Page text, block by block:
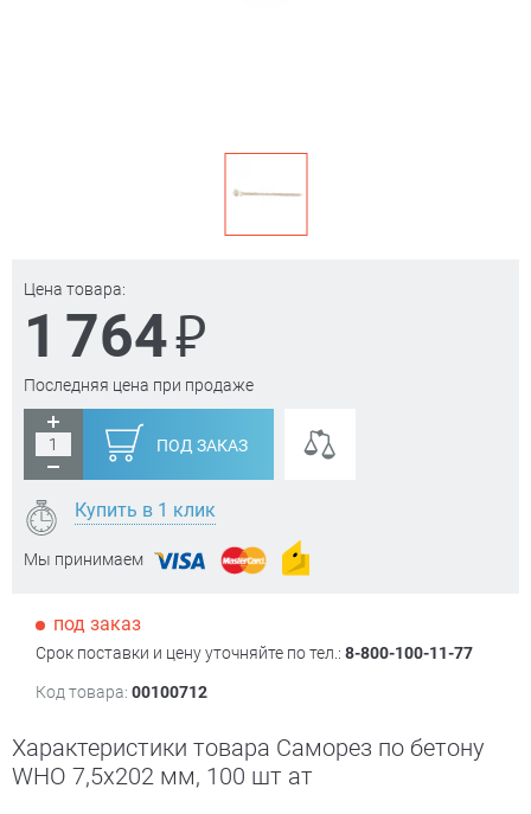
Цена товара:
1 764₽
Последняя цена при продаже
ПОД ЗАКАЗ
Купить в 1 клик
Мы принимаем
под заказ
Срок поставки и цену уточняйте по тел.: 8-800-100-11-77
Код товара: 00100712
Характеристики товара Саморез по бетону
WHO 7,5х202 мм, 100 шт ат